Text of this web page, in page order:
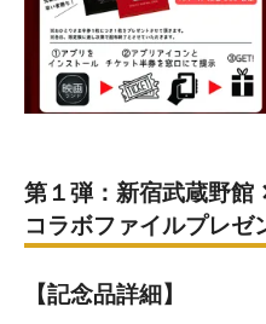
第１弾：新宿武蔵野
コラボファイルプレゼ
【記念品詳細】